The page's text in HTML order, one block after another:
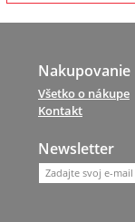
Nakupovanie
Všetko o nákupe
Kontakt
Newsletter